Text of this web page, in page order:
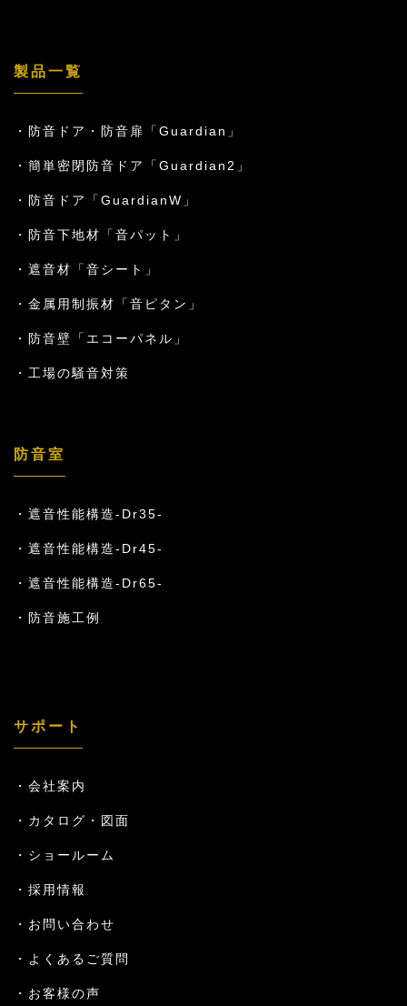
製品一覧
防音ドア・防音扉「Guardian」
簡単密閉防音ドア「Guardian2」
防音ドア「GuardianW」
防音下地材「音パット」
遮音材「音シート」
金属用制振材「音ピタン」
防音壁「エコーパネル」
工場の騒音対策
防音室
遮音性能構造-Dr35-
遮音性能構造-Dr45-
遮音性能構造-Dr65-
防音施工例
サポート
会社案内
カタログ・図面
ショールーム
採用情報
お問い合わせ
よくあるご質問
お客様の声